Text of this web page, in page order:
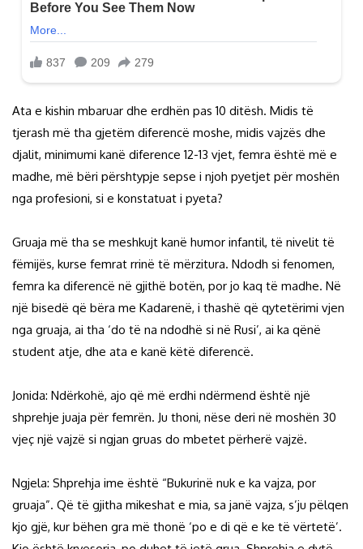
Ata e kishin mbaruar dhe erdhën pas 10 ditësh. Midis të
tjerash më tha gjetëm diferencë moshe, midis vajzës dhe
djalit, minimumi kanë diference 12-13 vjet, femra është më e
madhe, më bëri përshtypje sepse i njoh pyetjet për moshën
nga profesioni, si e konstatuat i pyeta?
Gruaja më tha se meshkujt kanë humor infantil, të nivelit të
fëmijës, kurse femrat rrinë të mërzitura. Ndodh si fenomen,
femra ka diferencë në gjithë botën, por jo kaq të madhe. Në
një bisedë që bëra me Kadarenë, i thashë që qytetërimi vjen
nga gruaja, ai tha ‘do të na ndodhë si në Rusi’, ai ka qënë
student atje, dhe ata e kanë këtë diferencë.
Jonida: Ndërkohë, ajo që më erdhi ndërmend është një
shprehje juaja për femrën. Ju thoni, nëse deri në moshën 30
vjeç një vajzë si ngjan gruas do mbetet përherë vajzë.
Ngjela: Shprehja ime është “Bukurinë nuk e ka vajza, por
gruaja”. Që të gjitha mikeshat e mia, sa janë vajza, s’ju pëlqen
kjo gjë, kur bëhen gra më thonë ‘po e di që e ke të vërtetë’.